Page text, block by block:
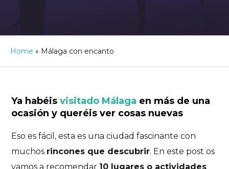
Home » Málaga con encanto
Ya habéisvisitado Málaga en más de una
ocasión y queréis ver cosas nuevas
Eso es fácil, esta es una ciudad fascinante con
muchos rincones que descubrir. En este post os
vamos a recomendar 10 lugares o actividades